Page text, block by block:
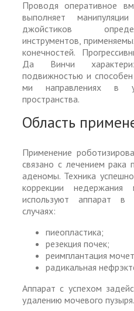
Проводя оперативное
выполняет
джойстиков
инструментов,
конечностей.
Да Винчи
подвижностью и
ми направлениях в
пространства.
Область
Применение
связано с лечением рака
аденомы. Техника
коррекции недержания
используют аппарат
случаях:
пиеопластика;
резекция почек;
реимплантация
радикальная
Аппарат с успехом
удалению мочевого пузыря.